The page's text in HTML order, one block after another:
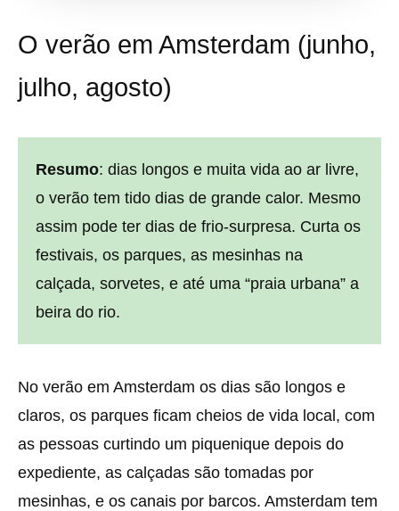
O verão em Amsterdam (junho,
julho, agosto)
Resumo: dias longos e muita vida ao ar livre,
o verão tem tido dias de grande calor. Mesmo
assim pode ter dias de frio-surpresa. Curta os
festivais, os parques, as mesinhas na
calçada, sorvetes, e até uma “praia urbana” a
beira do rio.
No verão em Amsterdam os dias são longos e
claros, os parques ficam cheios de vida local, com
as pessoas curtindo um piquenique depois do
expediente, as calçadas são tomadas por
mesinhas, e os canais por barcos. Amsterdam tem